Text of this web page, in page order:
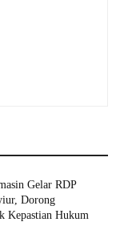
Gelar RDP
Dorong
Kepastian Hukum